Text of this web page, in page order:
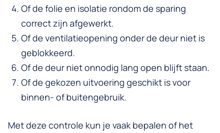
Of de folie en isolatie rondom de sparing
correct zijn afgewerkt.
Of de ventilatieopening onder de deur niet is
geblokkeerd.
Of de deur niet onnodig lang open blijft staan.
Of de gekozen uitvoering geschikt is voor
binnen- of buitengebruik.
Met deze controle kun je vaak bepalen of het